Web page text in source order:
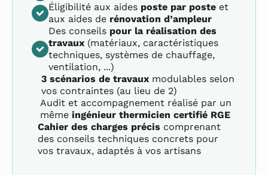
Éligibilité aux aides poste par poste et
aux aides de rénovation d’ampleur
Des conseils pour la réalisation des
travaux (matériaux, caractéristiques
techniques, systèmes de chauffage,
ventilation, ...)
3 scénarios de travaux modulables selon
vos contraintes (au lieu de 2)
Audit et accompagnement réalisé par un
mêmeingénieur thermicien certifié RGE
Cahier des charges précis comprenant
des conseils techniques concrets pour
vos travaux, adaptés à vos artisans